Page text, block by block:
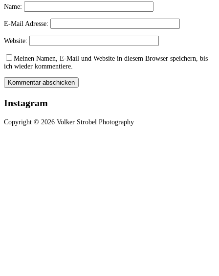
Name:
E-Mail Adresse:
Website:
Meinen Namen, E-Mail und Website in diesem Browser speichern, bis
ich wieder kommentiere.
Instagram
Copyright © 2026 Volker Strobel Photography